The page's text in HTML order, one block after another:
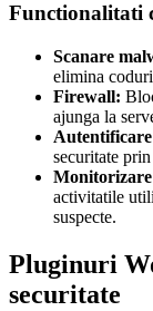
Functionalitati
Scanare
elimina
Firewall:
ajunga la
securitate
activitatile
suspecte.
Pluginuri
securitate